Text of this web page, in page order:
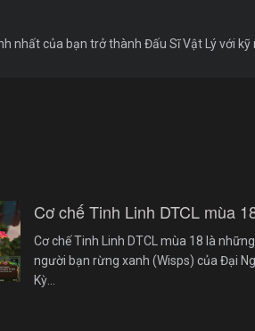
nhất của bạn trở thành Đấu Sĩ Vật Lý với
Cơ chế Tinh Linh DTCL mùa
Cơ chế Tinh Linh DTCL mùa 18 là những
người bạn rừng xanh (Wisps) của Đại
Kỳ…